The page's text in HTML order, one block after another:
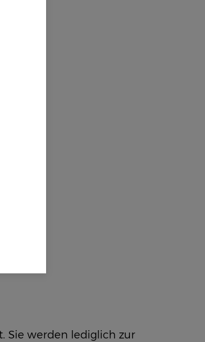
Sie werden lediglich zur